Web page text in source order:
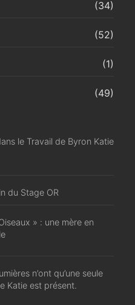
(34)
(52)
(1)
(49)
le Travail de Byron Katie
du Stage OR
» : une mère en
n’ont qu’une seule
Katie est présent.